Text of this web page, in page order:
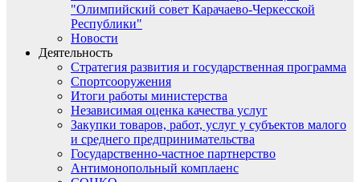
"Олимпийский совет Карачаево-Черкесской
Республики"
Новости
Деятельность
Стратегия развития и государственная программа
Спортсооружения
Итоги работы министерства
Независимая оценка качества услуг
Закупки товаров, работ, услуг у субъектов малого
и среднего предпринимательства
Государственно-частное партнерство
Антимонопольный комплаенс